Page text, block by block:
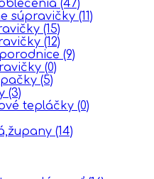
(47)
súpravičky (11)
(15)
(12)
(9)
(0)
(5)
(3)
tepláčky (0)
(14)